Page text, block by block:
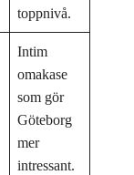
toppnivå.
Intim
omakase
som gör
Göteborg
mer
intressant.